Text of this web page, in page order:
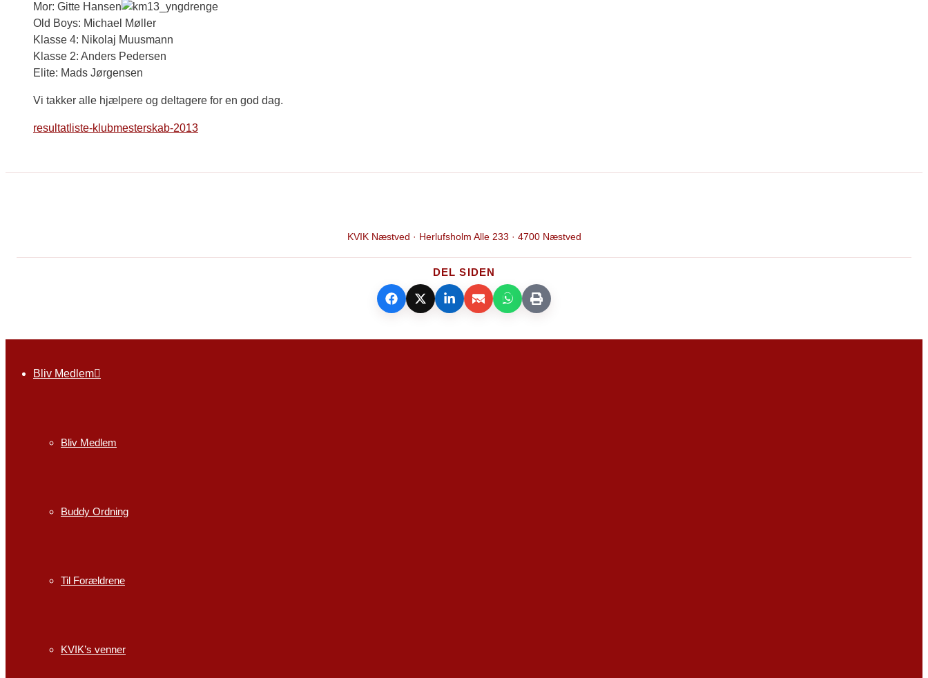
Mor: Gitte Hansen
Old Boys: Michael Møller
Klasse 4: Nikolaj Muusmann
Klasse 2: Anders Pedersen
Elite: Mads Jørgensen
Vi takker alle hjælpere og deltagere for en god dag.
resultatliste-klubmesterskab-2013
KVIK Næstved · Herlufsholm Alle 233 · 4700 Næstved
DEL SIDEN
Bliv Medlem
Bliv Medlem
Buddy Ordning
Til Forældrene
KVIK’s venner